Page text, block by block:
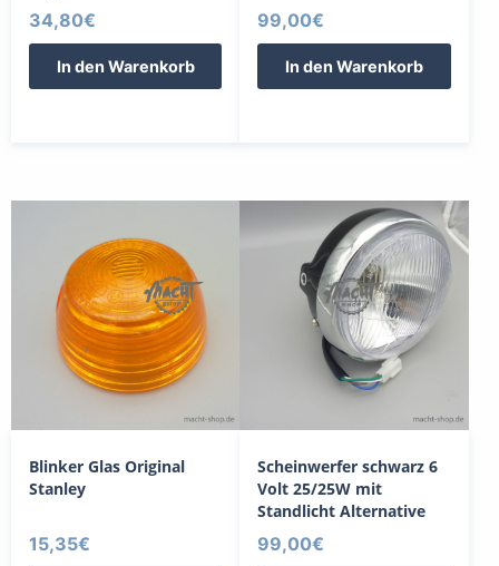
34,80€
In den Warenkorb
99,00€
In den Warenkorb
Blinker Glas Original
Stanley
15,35€
Scheinwerfer schwarz 6
Volt 25/25W mit
Standlicht Alternative
99,00€